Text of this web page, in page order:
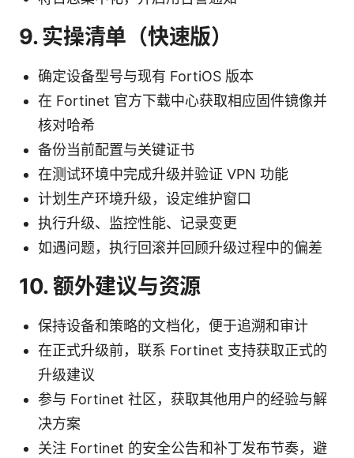
9. 实操清单（快速版）
确定设备型号与现有 FortiOS 版本
在 Fortinet 官方下载中心获取相应固件镜像并
核对哈希
备份当前配置与关键证书
在测试环境中完成升级并验证 VPN 功能
计划生产环境升级，设定维护窗口
执行升级、监控性能、记录变更
如遇问题，执行回滚并回顾升级过程中的偏差
10. 额外建议与资源
保持设备和策略的文档化，便于追溯和审计
在正式升级前，联系 Fortinet 支持获取正式的
升级建议
参与 Fortinet 社区，获取其他用户的经验与解
决方案
关注 Fortinet 的安全公告和补丁发布节奏，避